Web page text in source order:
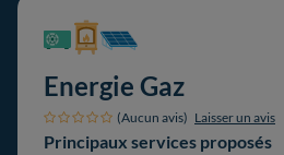
Energie Gaz
(Aucun avis) Laisser un avis
Principaux services proposés